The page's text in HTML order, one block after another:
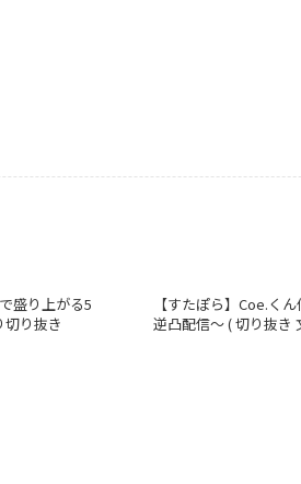
盛り上がる5
り抜き
【すたぽら】Coe.く
逆凸配信〜 ( 切り抜き